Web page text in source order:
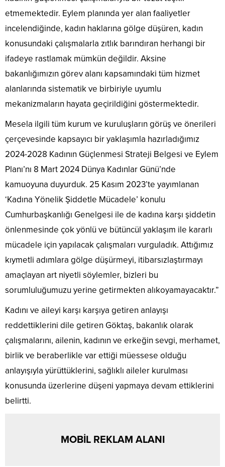
etmemektedir. Eylem planında yer alan faaliyetler
incelendiğinde, kadın haklarına gölge düşüren, kadın
konusundaki çalışmalarla zıtlık barındıran herhangi bir
ifadeye rastlamak mümkün değildir. Aksine
bakanlığımızın görev alanı kapsamındaki tüm hizmet
alanlarında sistematik ve birbiriyle uyumlu
mekanizmaların hayata geçirildiğini göstermektedir.
Mesela ilgili tüm kurum ve kuruluşların görüş ve önerileri
çerçevesinde kapsayıcı bir yaklaşımla hazırladığımız
2024-2028 Kadının Güçlenmesi Strateji Belgesi ve Eylem
Planı’nı 8 Mart 2024 Dünya Kadınlar Günü’nde
kamuoyuna duyurduk. 25 Kasım 2023’te yayımlanan
‘Kadına Yönelik Şiddetle Mücadele’ konulu
Cumhurbaşkanlığı Genelgesi ile de kadına karşı şiddetin
önlenmesinde çok yönlü ve bütüncül yaklaşım ile kararlı
mücadele için yapılacak çalışmaları vurguladık. Attığımız
kıymetli adımlara gölge düşürmeyi, itibarsızlaştırmayı
amaçlayan art niyetli söylemler, bizleri bu
sorumluluğumuzu yerine getirmekten alıkoyamayacaktır.”
Kadını ve aileyi karşı karşıya getiren anlayışı
reddettiklerini dile getiren Göktaş, bakanlık olarak
çalışmalarını, ailenin, kadının ve erkeğin sevgi, merhamet,
birlik ve beraberlikle var ettiği müessese olduğu
anlayışıyla yürüttüklerini, sağlıklı aileler kurulması
konusunda üzerlerine düşeni yapmaya devam ettiklerini
belirtti.
MOBİL REKLAM ALANI